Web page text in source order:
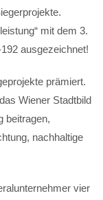
mit dem 3.
ausgezeichnet!
prämiert.
Wiener Stadtbild
beitragen,
nachhaltige
vier